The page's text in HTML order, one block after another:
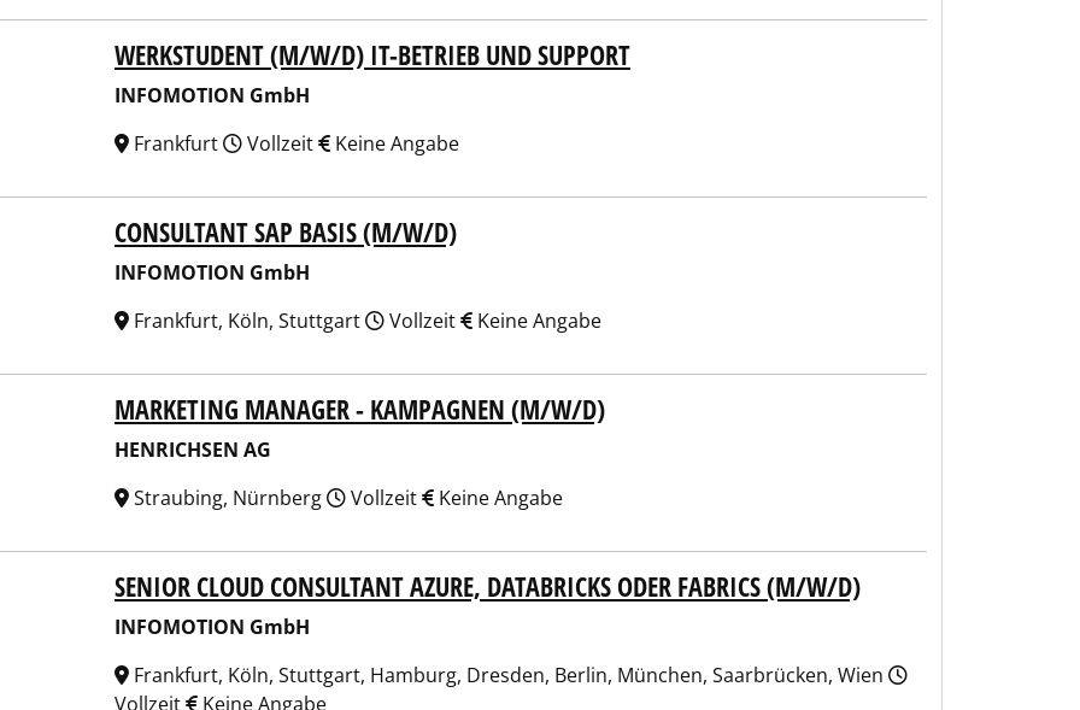
GmbHWERKSTUDENT (M/W/D) IT-BETRIEB UND SUPPORT
INFOMOTION GmbH
Frankfurt
Vollzeit Keine Angabe
GmbHCONSULTANT SAP BASIS (M/W/D)
INFOMOTION GmbH
Frankfurt, Köln, Stuttgart
Vollzeit Keine Angabe
MARKETING MANAGER - KAMPAGNEN (M/W/D)
HENRICHSEN AG
Straubing, Nürnberg
Vollzeit Keine Angabe
GmbHSENIOR CLOUD CONSULTANT AZURE, DATABRICKS ODER FABRICS (M/W/D)
INFOMOTION GmbH
Frankfurt, Köln, Stuttgart, Hamburg, Dresden, Berlin, München, Saarbrücken, Wien
Vollzeit
Keine Angabe